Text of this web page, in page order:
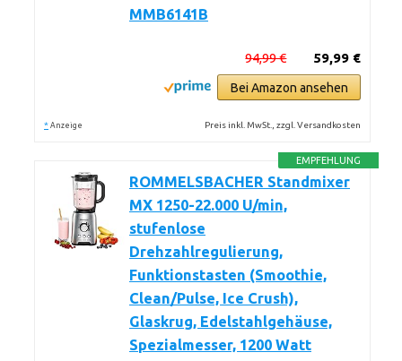
MMB6141B
59,99 €
94,99 €
Bei Amazon ansehen
* Anzeige Preis inkl. MwSt., zzgl. Versandkosten
EMPFEHLUNG
ROMMELSBACHER Standmixer
MX 1250-22.000 U/min,
stufenlose
Drehzahlregulierung,
Funktionstasten (Smoothie,
Clean/Pulse, Ice Crush),
Glaskrug, Edelstahlgehäuse,
Spezialmesser, 1200 Watt